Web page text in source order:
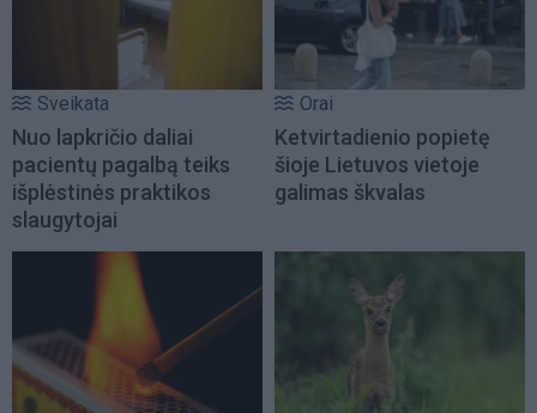
Sveikata
Nuo lapkričio daliai
pacientų pagalbą teiks
išplėstinės praktikos
slaugytojai
Orai
Ketvirtadienio popietę
šioje Lietuvos vietoje
galimas škvalas